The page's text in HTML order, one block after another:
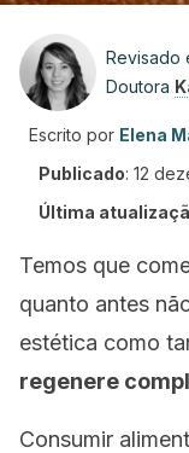
Revisado
Doutora
Escrito por Elena
Publicado: 12
Última
Temos que
quanto antes
estética como
regenere
Consumir